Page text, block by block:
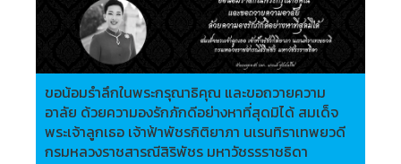
ขอน้อมรำลึกในพระกรุณาธิคุณ และขอถวายความ
อาลัย ด้วยความองรักภักดีอย่างหาที่สุดมิได้ สมเด็จ
พระเจ้าลูกเธอ เจ้าฟ้าพัชรกิติยาภา นเรนทิราเทพยวดี
กรมหลวงราชสารณีสิริพัชร มหาวัชรรราชธิดา